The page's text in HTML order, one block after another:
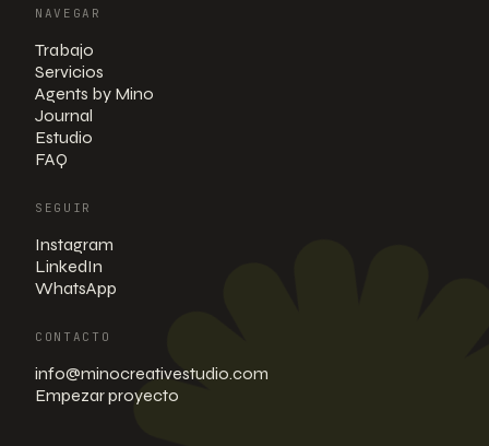
NAVEGAR
Trabajo
Servicios
Agents by Mino
Journal
Estudio
FAQ
SEGUIR
Instagram
LinkedIn
WhatsApp
CONTACTO
info@minocreativestudio.com
Empezar proyecto